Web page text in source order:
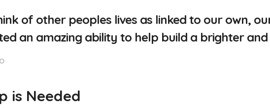
of other peoples lives as linked to our own,
an amazing ability to help build a brighter
is Needed